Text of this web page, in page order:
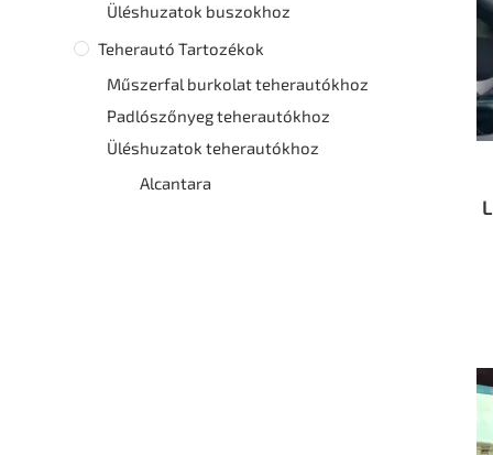
Üléshuzatok buszokhoz
Teherautó Tartozékok
Műszerfal burkolat teherautókhoz
Padlószőnyeg teherautókhoz
Üléshuzatok teherautókhoz
Alcantara